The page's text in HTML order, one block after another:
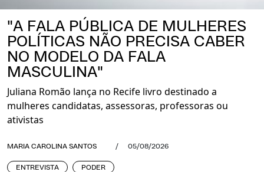
"A FALA PÚBLICA DE MULHERES
POLÍTICAS NÃO PRECISA CABER
NO MODELO DA FALA
MASCULINA"
Juliana Romão lança no Recife livro destinado a
mulheres candidatas, assessoras, professoras ou
ativistas
MARIA CAROLINA SANTOS / 05/08/2026
ENTREVISTA PODER